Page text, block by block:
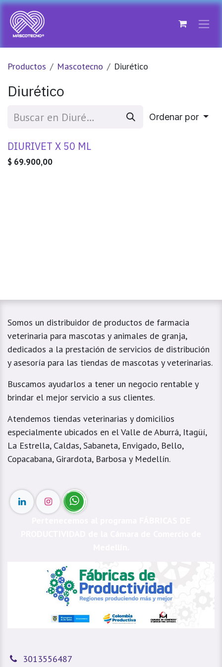
Ir al contenido
Productos Mascotecno Diurético
Diurético
Ordenar por
DIURIVET X 50 ML
$ 69.900,00
Somos un distribuidor de productos de farmacia
veterinaria para mascotas y animales de granja,
dedicados a la prestación de servicios de distribución
y asesoría para las tiendas de mascotas y veterinarias.
Buscamos ayudarlos a tener un negocio rentable y
brindar el mejor servicio a sus clientes.
Atendemos tiendas veterinarias y domicilios
especialmente ubicados en el Valle de Aburrá, Itagüí,
La Estrella, Caldas, Sabaneta, Envigado, Bello,
Copacabana, Girardota, Barbosa y Medellín.
3013556487